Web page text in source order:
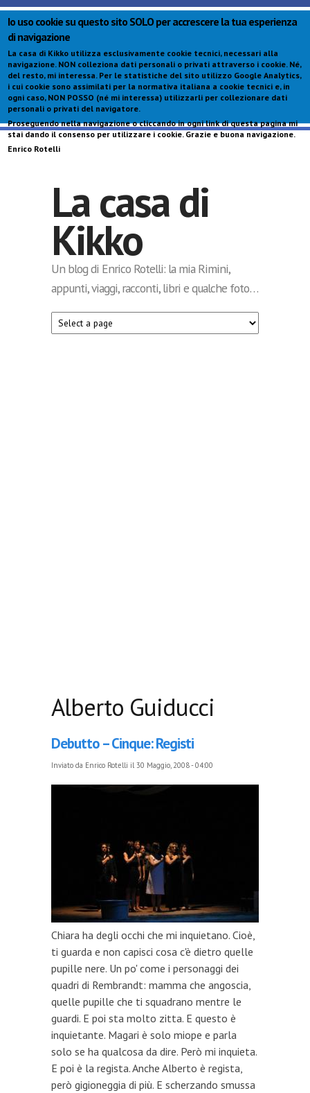
Io uso cookie su questo sito SOLO per accrescere la tua esperienza
di navigazione
La casa di Kikko utilizza esclusivamente cookie tecnici, necessari alla
navigazione. NON colleziona dati personali o privati attraverso i cookie. Né,
del resto, mi interessa. Per le statistiche del sito utilizzo Google Analytics,
i cui cookie sono assimilati per la normativa italiana a cookie tecnici e, in
ogni caso, NON POSSO (né mi interessa) utilizzarli per collezionare dati
personali o privati del navigatore.
Proseguendo nella navigazione o cliccando in ogni link di questa pagina mi
stai dando il consenso per utilizzare i cookie. Grazie e buona navigazione.
Enrico Rotelli
La casa di
Kikko
Un blog di Enrico Rotelli: la mia Rimini,
appunti, viaggi, racconti, libri e qualche foto…
Alberto Guiducci
Debutto – Cinque: Registi
Inviato da Enrico Rotelli il 30 Maggio, 2008 - 04:00
Chiara ha degli occhi che mi inquietano. Cioè,
ti guarda e non capisci cosa c'è dietro quelle
pupille nere. Un po' come i personaggi dei
quadri di Rembrandt: mamma che angoscia,
quelle pupille che ti squadrano mentre le
guardi. E poi sta molto zitta. E questo è
inquietante. Magari è solo miope e parla
solo se ha qualcosa da dire. Però mi inquieta.
E poi è la regista. Anche Alberto è regista,
però gigioneggia di più. E scherzando smussa